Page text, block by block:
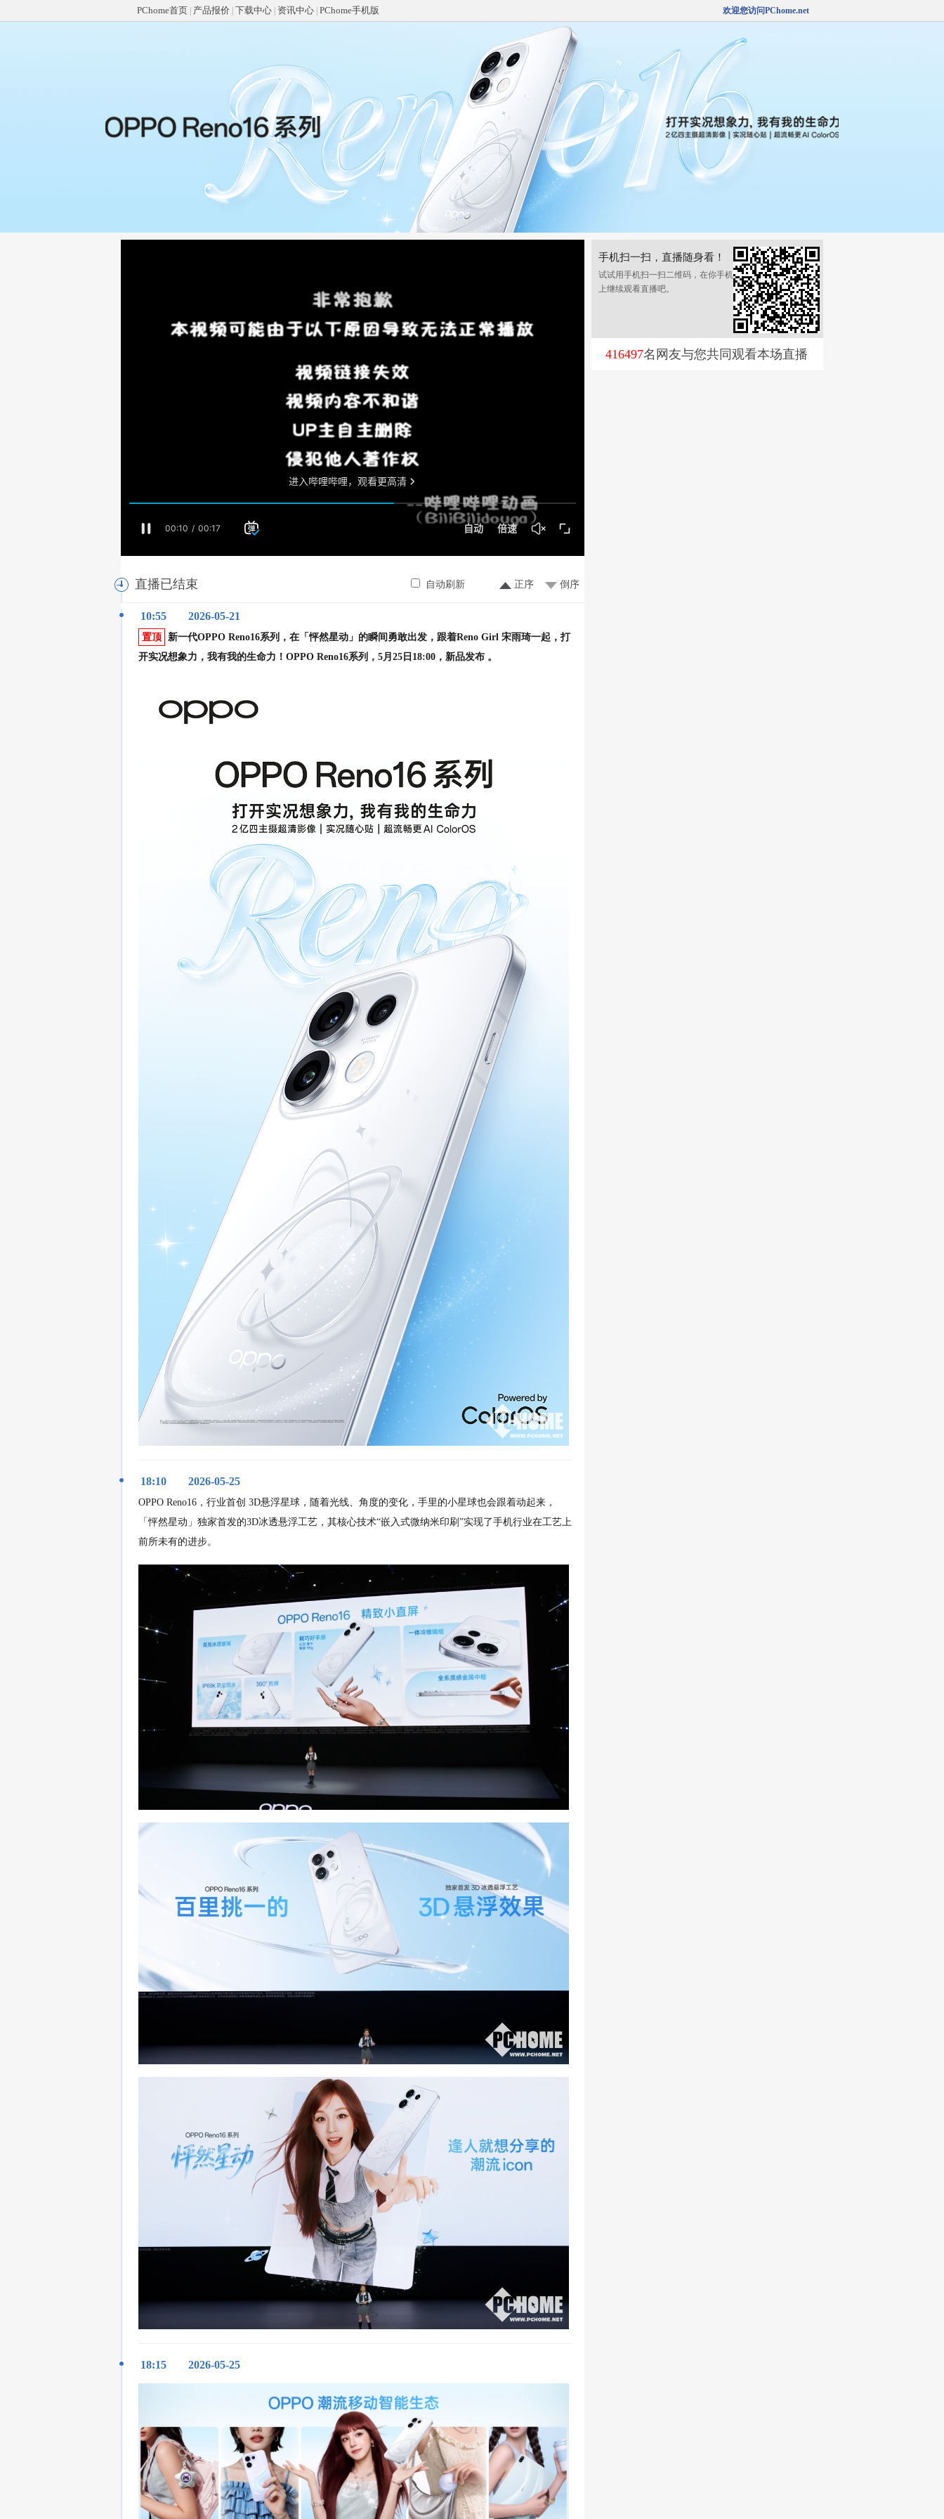
PChome首页 产品报价 下载中心 资讯中心 PChome手机版 欢迎您访问PChome.net
直播已结束 自动刷新 正序 倒序
10:55 2026-05-21
置顶 新一代OPPO Reno16系列，在「怦然星动」的瞬间勇敢出发，跟着Reno Girl 宋雨琦一起，打
开实况想象力，我有我的生命力！OPPO Reno16系列，5月25日18:00，新品发布 。
18:10 2026-05-25
OPPO Reno16，行业首创 3D悬浮星球，随着光线、角度的变化，手里的小星球也会跟着动起来，
「怦然星动」独家首发的3D冰透悬浮工艺，其核心技术“嵌入式微纳米印刷”实现了手机行业在工艺上
前所未有的进步。
18:15 2026-05-25
手机扫一扫，直播随身看！
试试用手机扫一扫二维码，在你手机
上继续观看直播吧。
416497名网友与您共同观看本场直播